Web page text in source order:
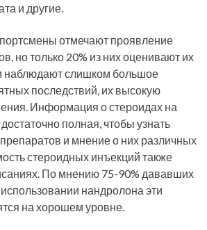
и другие.
отмечают проявление
но только 20% из них оценивают их
наблюдают слишком большое
последствий, их высокую
Информация о стероидах на
полная, чтобы узнать
препаратов и мнение о них различных
стероидных инъекций также
По мнению 75-90% дававших
нандролона эти
на хорошем уровне.